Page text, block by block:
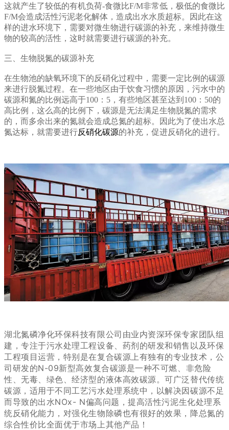
这就产生了较低的有机负荷-食微比F/M非常低，极低的食微比
F/M会造成活性污泥老化解体，造成出水水质超标。因此在这
样的进水环境下，需要对微生物进行碳源的补充，来维持微生
物的较高的活性，这时就需要进行碳源的补充。
三、生物脱氮的碳源补充
在生物池的缺氧环境下的反硝化过程中，需要一定比例的碳源
来进行脱氮过程。在一些地区由于饮食习惯的原因，污水中的
碳源和氮的比例远高于100：5，有些地区甚至达到100：50的
高比例，这么高的比例下，碳源是无法满足生物脱氮的需求
的，而多余出来的氮就会造成总氮的超标。因此为了使出水总
氮达标，就需要进行反硝化碳源的补充，促进反硝化的进行。
湖北氮磷净化环保科技有限公司由业内资深环保专家团队组
建，专注于污水处理工程设备、药剂的研发和销售以及环保
工程项目运营，特别是在复合碳源上有独有的专业技术，公
司研发的N-09新型高效复合碳源是一种不可燃、非危险
性、无毒、绿色、经济型的液体高效碳源。可广泛替代传统
碳源，适用于不同工艺污水处理系统中，以解决因碳源不足
而导致的出水NOx- N偏高问题，提高活性污泥生化处理系
统反硝化能力，对强化生物除磷也有很好的效果，降总氮的
综合性价比全面优于市场上其他产品！